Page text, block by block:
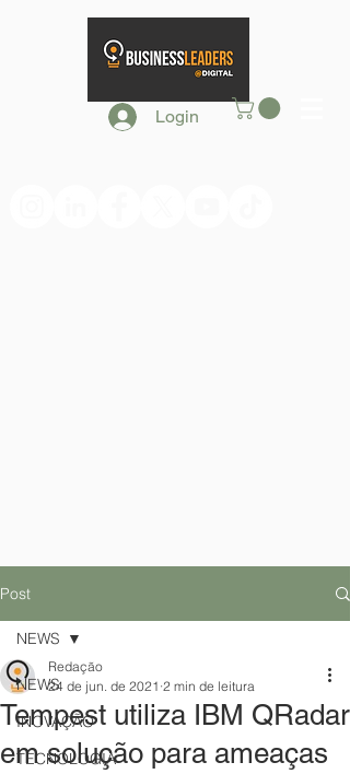
Login
Post
NEWS
INOVAÇÃO
TECNOLOGIA
NEWS
Tempest utiliza IBM QRadar
em solução para ameaças
Redação
24 de jun. de 2021 2 min de leitura